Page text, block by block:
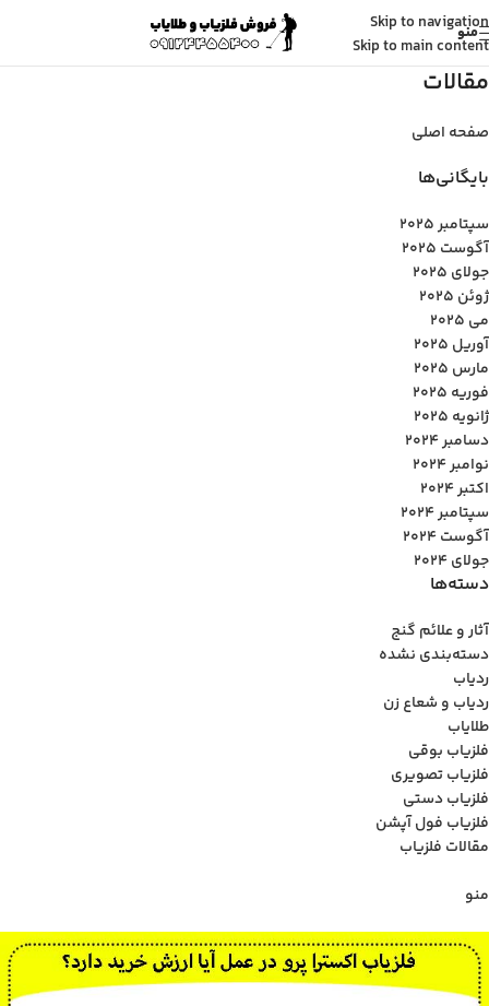
Skip to navigation
Skip to main content
منو
مقالات
صفحه اصلی
بایگانی‌ها
سپتامبر 2025
آگوست 2025
جولای 2025
ژوئن 2025
می 2025
آوریل 2025
مارس 2025
فوریه 2025
ژانویه 2025
دسامبر 2024
نوامبر 2024
اکتبر 2024
سپتامبر 2024
آگوست 2024
جولای 2024
دسته‌ها
آثار و علائم گنج
دسته‌بندی نشده
ردیاب
ردیاب و شعاع زن
طلایاب
فلزیاب بوقی
فلزیاب تصویری
فلزیاب دستی
فلزیاب فول آپشن
مقالات فلزیاب
منو